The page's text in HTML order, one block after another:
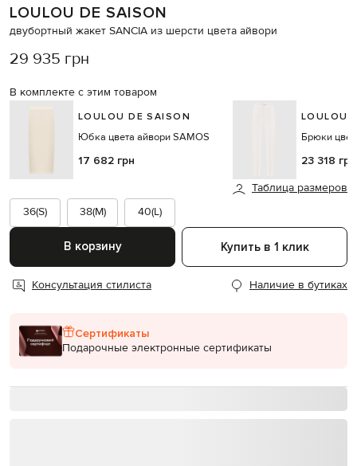
LOULOU DE SAISON
двубортный жакет SANCIA из шерсти цвета айвори
29 935 грн
В комплекте с этим товаром
LOULOU DE SAISON
Юбка цвета айвори SAMOS
17 682 грн
LOULOU
Брюки
23 318 грн
Таблица размеров
36(S)
38(M) 40(L)
В корзину Купить в 1 клик
Консультация стилиста Наличие в бутиках
Сертификаты
Подарочные электронные сертификаты